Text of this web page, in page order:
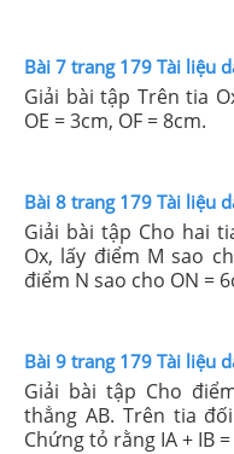
Bài 7 trang 179 Tài liệu
Giải bài tập Trên tia
OE = 3cm, OF = 8cm.
Bài 8 trang 179 Tài liệu
Giải bài tập Cho hai
Ox, lấy điểm M sao
điểm N sao cho ON =
Bài 9 trang 179 Tài liệu
Giải bài tập Cho
thẳng AB. Trên tia
Chứng tỏ rằng IA